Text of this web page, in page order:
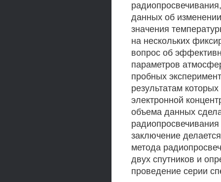
данных об
значения
на нескольких
вопрос об
параметров
пробных
результатам
электронной
объема данных
заключение
метода
двух спутников и
проведение серии